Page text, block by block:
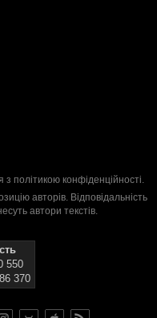
з політикою конфіденційності.
авторів. Відповідальність
автори текстів.
550
370